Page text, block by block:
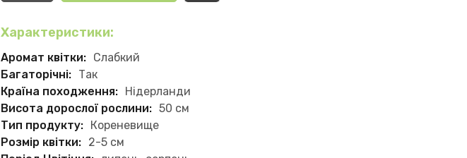
Характеристики:
Аромат квітки: Слабкий
Багаторічні: Так
Країна походження: Нідерланди
Висота дорослої рослини: 50 см
Тип продукту: Кореневище
Розмір квітки: 2-5 см